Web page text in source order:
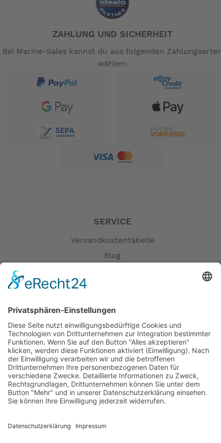
Material - Ripstop-Nylon
*Die HQ Bag passt auch an andere Klickfix Adapter.
gehören nicht zum Leistungsumfang. --
ZAHLUNG UND SICHERHEIT
Bei Marine-Sales kannst du aus folgenden
wählen:
SERVICE
Versandkostentabelle
Blog
Öffnungszeiten
Versandpartner
Verfügbarkeiten
Zahlung und Versand
Datenschutz
Fernabsatz
Widerrufsrecht bei Reparatur